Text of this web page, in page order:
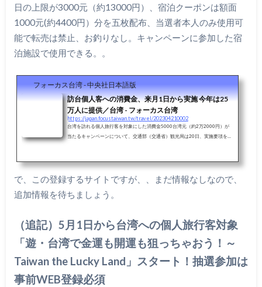
日の上限が3000元（約13000円）、宿泊クーポンは額面
1000元(約4400円）分を五枚配布、当選者本人のみ使用可
能で転売は禁止、お釣りなし。キャンペーンに参加した宿
泊施設で使用できる。。
フォーカス台湾 - 中央社日本語版
訪台個人客への消費金、来月1日から実施 今年は25
万人に提供／台湾 - フォーカス台湾
https://japan.focustaiwan.tw/travel/202304210002
台湾を訪れる個人旅行客を対象にした消費金5000台湾元（約2万2000円）が
当たるキャンペーンについて、交通部（交通省）観光局は20日、実施要項を発
る。
で、この登録するサイトですが、、まだ情報なしなので、
追加情報を待ちましょう。
（追記） 5月1日から台湾への個人旅行客対象
「遊・台湾で金運も開運も狙っちゃおう！～
Taiwan the Lucky Land」スタート！抽選参加は
事前WEB登録必須